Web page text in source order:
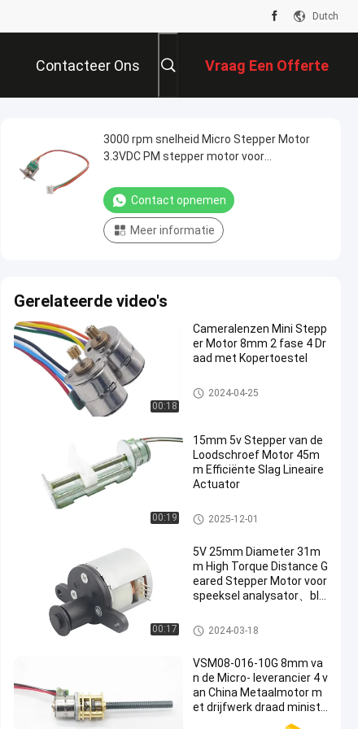
Dutch
Contacteer Ons Vraag Een Offerte
3000 rpm snelheid Micro Stepper Motor
3.3VDC PM stepper motor voor
Contact opnemen
Meer informatie
Gerelateerde video's
00:18
Cameralenzen Mini Stepp
er Motor 8mm 2 fase 4 Dr
aad met Kopertoestel
Micro-stappenmotor
2024-04-25
00:19
15mm 5v Stepper van de
Loodschroef Motor 45m
m Efficiënte Slag Lineaire
Actuator
Schuifstepper Motor
2025-12-01
00:17
5V 25mm Diameter 31m
m High Torque Distance G
eared Stepper Motor voor
speeksel analysator、blo
chine
gericht stappenmotor
2024-03-18
VSM08-016-10G 8mm va
n de Micro- leverancier 4 v
an China Metaalmotor m
et drijfwerk draad ministe
pper stepper van de moto